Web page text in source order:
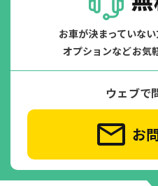
お車が決まっていない
オプションなどお気
ウェブで
お